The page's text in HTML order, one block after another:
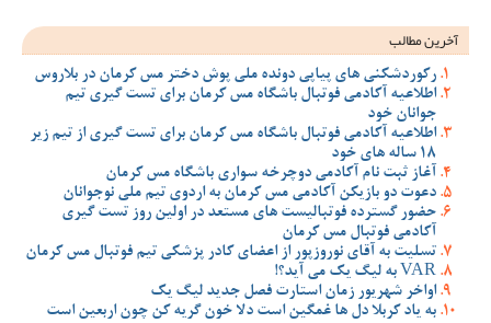
آخرین مطالب
رکوردشکنی های پیاپی دونده ملی پوش دختر مس کرمان در بلاروس
اطلاعیه آکادمی فوتبال باشگاه مس کرمان برای تست گیری تیم
جوانان خود
اطلاعیه آکادمی فوتبال باشگاه مس کرمان برای تست گیری از تیم زیر
18 ساله های خود
آغاز ثبت نام آکادمی دوچرخه سواری باشگاه مس کرمان
دعوت دو بازیکن آکادمی مس کرمان به اردوی تیم ملی نوجوانان
حضور گسترده فوتبالیست های مستعد در اولین روز تست گیری
آکادمی فوتبال مس کرمان
تسلیت به آقای نوروزپور از اعضای کادر پزشکی تیم فوتبال مس کرمان
VAR به لیگ یک می آید؟!
اواخر شهریور زمان استارت فصل جدید لیگ یک
به یاد کربلا دل ها غمگین است دلا خون گریه کن چون اربعین است